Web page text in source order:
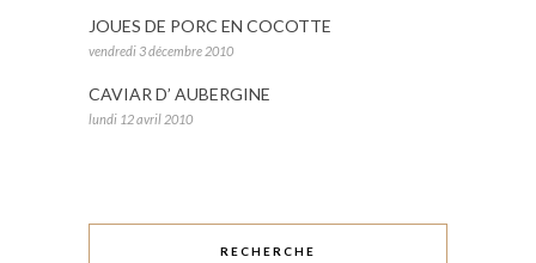
JOUES DE PORC EN COCOTTE
vendredi 3 décembre 2010
CAVIAR D’ AUBERGINE
lundi 12 avril 2010
RECHERCHE